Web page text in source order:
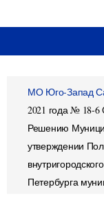
МО Юго-Запад
2021 года № 18-
Решению
утверждении
Петербурга